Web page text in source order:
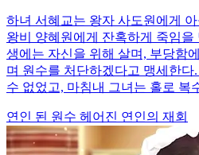
하녀 서혜교는 왕자 사도원에게
왕비 양혜원에게 잔혹하게 죽임을
생에는 자신을 위해 살며, 부당함
며 원수를 처단하겠다고 맹세한
수 없었고, 마침내 그녀는 홀로 복
연인 된 원수 헤어진 연인의 재회